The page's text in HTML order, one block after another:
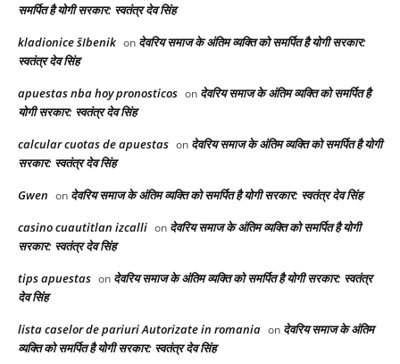
समर्पित है योगी सरकार: स्वतंत्र देव सिंह
kladionice šIbenik on देवरिय समाज के अंतिम व्यक्ति को समर्पित है योगी सरकार:
स्वतंत्र देव सिंह
apuestas nba hoy pronosticos on देवरिय समाज के अंतिम व्यक्ति को समर्पित है
योगी सरकार: स्वतंत्र देव सिंह
calcular cuotas de apuestas on देवरिय समाज के अंतिम व्यक्ति को समर्पित है योगी
सरकार: स्वतंत्र देव सिंह
Gwen on देवरिय समाज के अंतिम व्यक्ति को समर्पित है योगी सरकार: स्वतंत्र देव सिंह
casino cuautitlan izcalli on देवरिय समाज के अंतिम व्यक्ति को समर्पित है योगी
सरकार: स्वतंत्र देव सिंह
tips apuestas on देवरिय समाज के अंतिम व्यक्ति को समर्पित है योगी सरकार: स्वतंत्र
देव सिंह
lista caselor de pariuri Autorizate in romania on देवरिय समाज के अंतिम
व्यक्ति को समर्पित है योगी सरकार: स्वतंत्र देव सिंह